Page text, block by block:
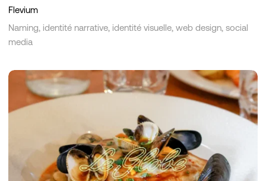
Flevium
Naming, identité narrative, identité visuelle, web design, social
media
Le
Globe